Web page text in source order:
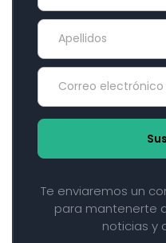
Te enviaremos un
para mantenerte
noticias y